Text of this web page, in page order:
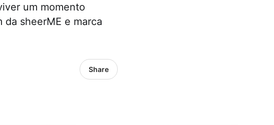
um momento
sheerME e marca
Share